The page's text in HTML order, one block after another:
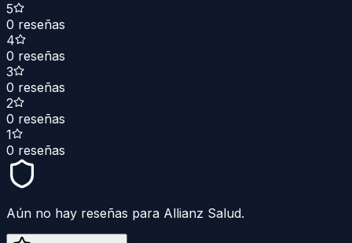
5
0 reseñas
4
0 reseñas
3
0 reseñas
2
0 reseñas
1
0 reseñas
Aún no hay reseñas para Allianz Salud.